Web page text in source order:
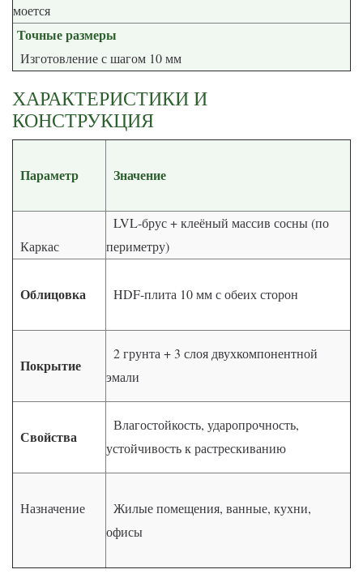
моется
Точные размеры
Изготовление с шагом 10 мм
ХАРАКТЕРИСТИКИ И
КОНСТРУКЦИЯ
Параметр Значение
Каркас
LVL-брус + клеёный массив сосны (по
периметру)
Облицовка HDF-плита 10 мм с обеих сторон
Покрытие
2 грунта + 3 слоя двухкомпонентной
эмали
Свойства
Влагостойкость, ударопрочность,
устойчивость к растрескиванию
Назначение
Жилые помещения, ванные, кухни,
офисы